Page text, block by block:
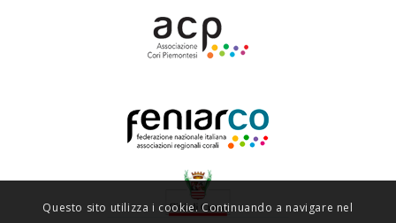
Questo sito utilizza i cookie. Continuando a navigare nel